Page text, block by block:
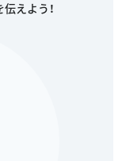
えよう！